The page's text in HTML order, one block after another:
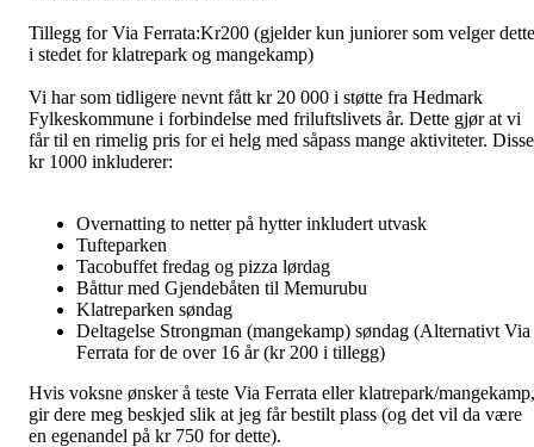
Tillegg for Via Ferrata:Kr200 (gjelder kun juniorer som velger dette
i stedet for klatrepark og mangekamp)
Vi har som tidligere nevnt fått kr 20 000 i støtte fra Hedmark
Fylkeskommune i forbindelse med friluftslivets år. Dette gjør at vi
får til en rimelig pris for ei helg med såpass mange aktiviteter. Disse
kr 1000 inkluderer:
Overnatting to netter på hytter inkludert utvask
Tufteparken
Tacobuffet fredag og pizza lørdag
Båttur med Gjendebåten til Memurubu
Klatreparken søndag
Deltagelse Strongman (mangekamp) søndag (Alternativt Via
Ferrata for de over 16 år (kr 200 i tillegg)
Hvis voksne ønsker å teste Via Ferrata eller klatrepark/mangekamp,
gir dere meg beskjed slik at jeg får bestilt plass (og det vil da være
en egenandel på kr 750 for dette).